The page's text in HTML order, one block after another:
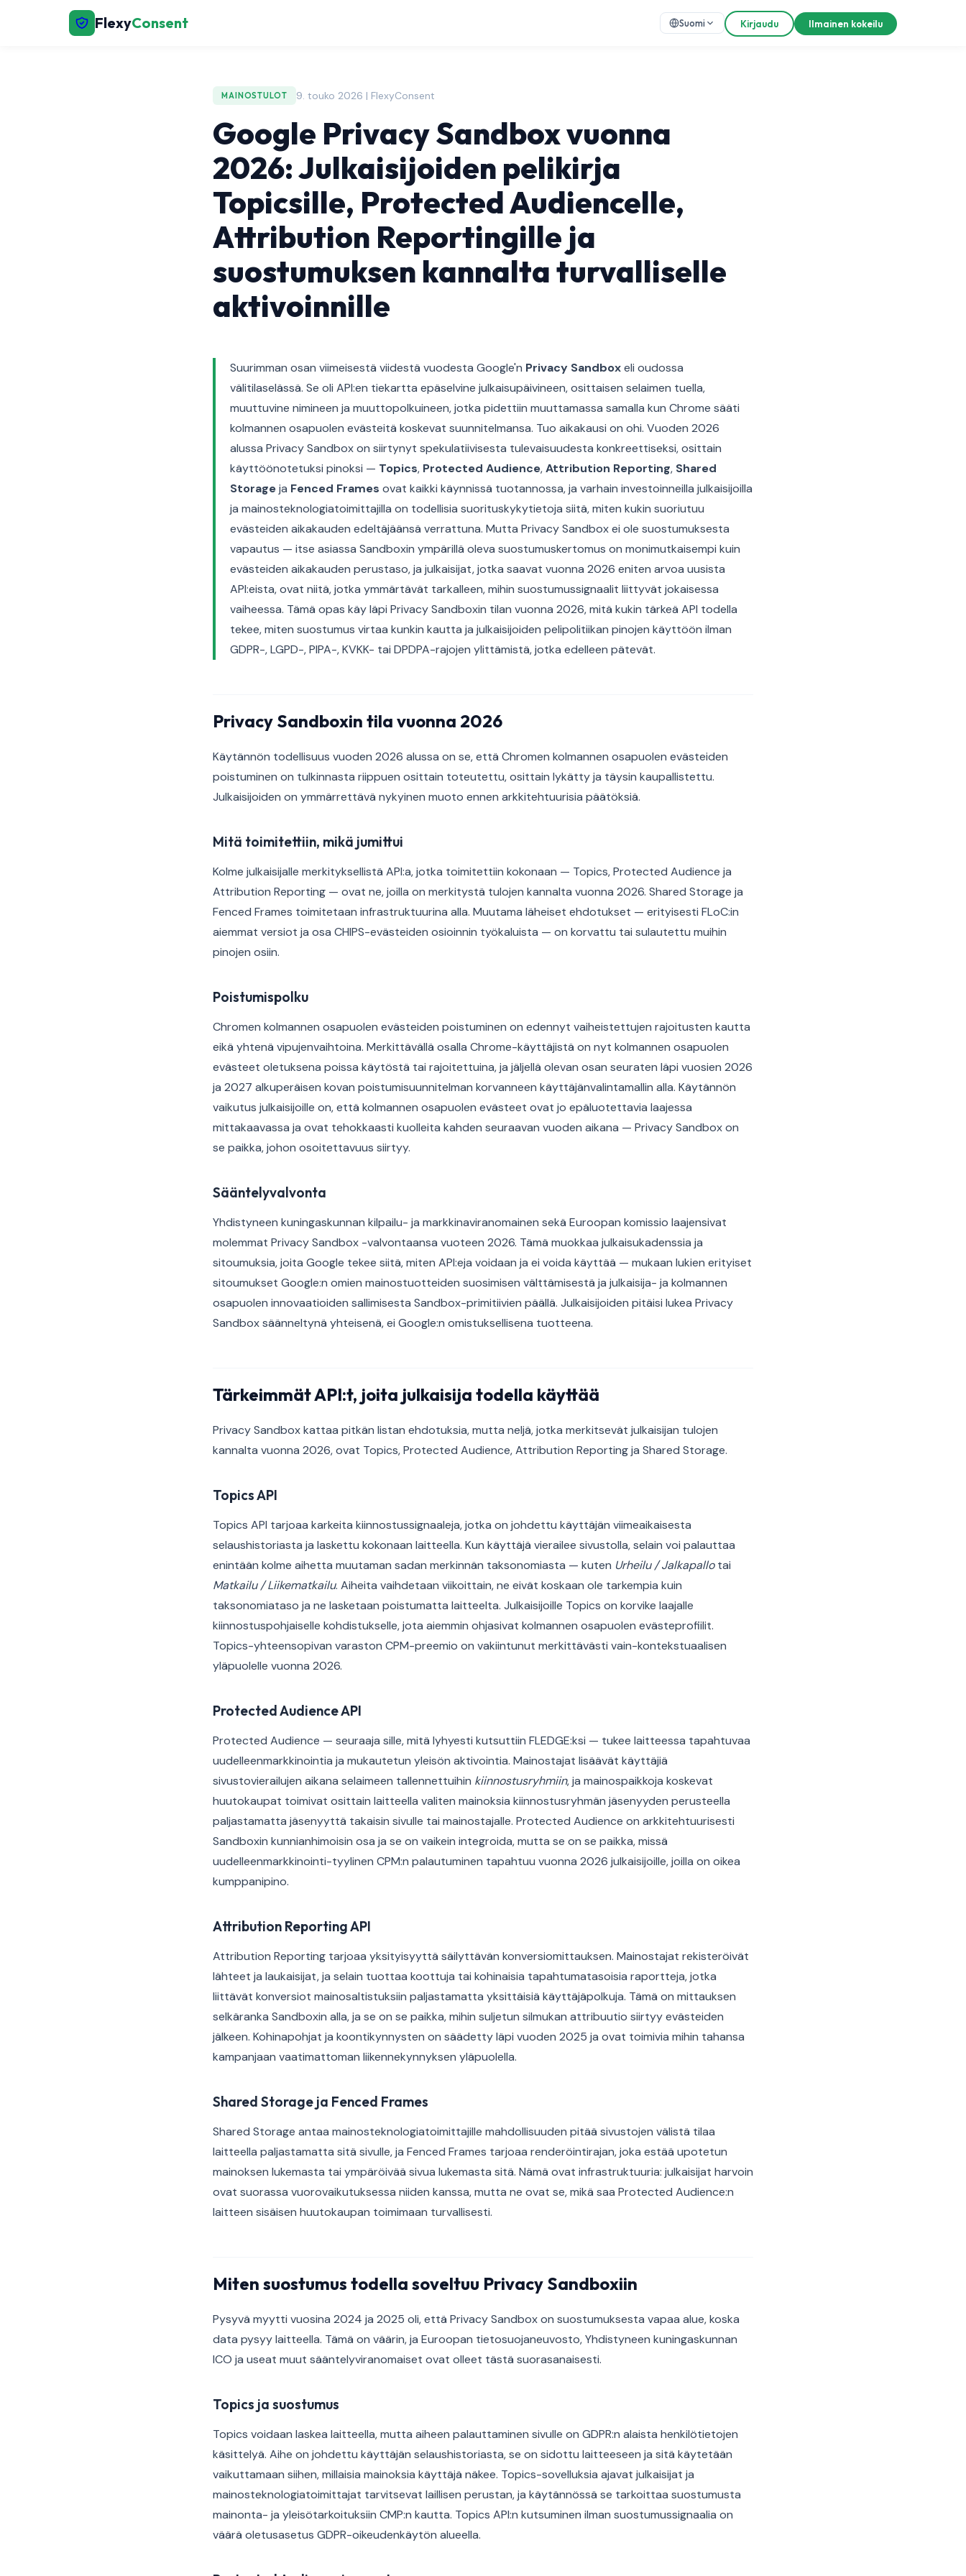
FlexyConsent Suomi Kirjaudu Ilmainen kokeilu
MAINOSTULOT 9. touko 2026 | FlexyConsent
Google Privacy Sandbox vuonna
2026: Julkaisijoiden pelikirja
Topicsille, Protected Audiencelle,
Attribution Reportingille ja
suostumuksen kannalta turvalliselle
aktivoinnille
Suurimman osan viimeisestä viidestä vuodesta Google'n Privacy Sandboxeli oudossa
välitilaselässä. Se oli API:en tiekartta epäselvine julkaisupäivineen, osittaisen selaimen tuella,
muuttuvine nimineen ja muuttopolkuineen, jotka pidettiin muuttamassa samalla kun Chrome sääti
kolmannen osapuolen evästeitä koskevat suunnitelmansa. Tuo aikakausi on ohi. Vuoden 2026
alussa Privacy Sandbox on siirtynyt spekulatiivisesta tulevaisuudesta konkreettiseksi, osittain
käyttöönotetuksi pinoksi — Topics, Protected Audience,Attribution Reporting, Shared
Storageja Fenced Frames ovat kaikki käynnissä tuotannossa, ja varhain investoinneilla julkaisijoilla
ja mainosteknologiatoimittajilla on todellisia suorituskykytietoja siitä, miten kukin suoriutuu
evästeiden aikakauden edeltäjäänsä verrattuna. Mutta Privacy Sandbox ei ole suostumuksesta
vapautus — itse asiassa Sandboxin ympärillä oleva suostumuskertomus on monimutkaisempi kuin
evästeiden aikakauden perustaso, ja julkaisijat, jotka saavat vuonna 2026 eniten arvoa uusista
API:eista, ovat niitä, jotka ymmärtävät tarkalleen, mihin suostumussignaalit liittyvät jokaisessa
vaiheessa. Tämä opas käy läpi Privacy Sandboxin tilan vuonna 2026, mitä kukin tärkeä API todella
tekee, miten suostumus virtaa kunkin kautta ja julkaisijoiden pelipolitiikan pinojen käyttöön ilman
GDPR-, LGPD-, PIPA-, KVKK- tai DPDPA-rajojen ylittämistä, jotka edelleen pätevät.
Privacy Sandboxin tila vuonna 2026
Käytännön todellisuus vuoden 2026 alussa on se, että Chromen kolmannen osapuolen evästeiden
poistuminen on tulkinnasta riippuen osittain toteutettu, osittain lykätty ja täysin kaupallistettu.
Julkaisijoiden on ymmärrettävä nykyinen muoto ennen arkkitehtuurisia päätöksiä.
Mitä toimitettiin, mikä jumittui
Kolme julkaisijalle merkityksellistä API:a, jotka toimitettiin kokonaan — Topics, Protected Audience ja
Attribution Reporting — ovat ne, joilla on merkitystä tulojen kannalta vuonna 2026. Shared Storage ja
Fenced Frames toimitetaan infrastruktuurina alla. Muutama läheiset ehdotukset — erityisesti FLoC:in
aiemmat versiot ja osa CHIPS-evästeiden osioinnin työkaluista — on korvattu tai sulautettu muihin
pinojen osiin.
Poistumispolku
Chromen kolmannen osapuolen evästeiden poistuminen on edennyt vaiheistettujen rajoitusten kautta
eikä yhtenä vipujenvaihtoina. Merkittävällä osalla Chrome-käyttäjistä on nyt kolmannen osapuolen
evästeet oletuksena poissa käytöstä tai rajoitettuina, ja jäljellä olevan osan seuraten läpi vuosien 2026
ja 2027 alkuperäisen kovan poistumisuunnitelman korvanneen käyttäjänvalintamallin alla. Käytännön
vaikutus julkaisijoille on, että kolmannen osapuolen evästeet ovat jo epäluotettavia laajessa
mittakaavassa ja ovat tehokkaasti kuolleita kahden seuraavan vuoden aikana — Privacy Sandbox on
se paikka, johon osoitettavuus siirtyy.
Sääntelyvalvonta
Yhdistyneen kuningaskunnan kilpailu- ja markkinaviranomainen sekä Euroopan komissio laajensivat
molemmat Privacy Sandbox -valvontaansa vuoteen 2026. Tämä muokkaa julkaisukadenssia ja
sitoumuksia, joita Google tekee siitä, miten API:eja voidaan ja ei voida käyttää — mukaan lukien erityiset
sitoumukset Google:n omien mainostuotteiden suosimisen välttämisestä ja julkaisija- ja kolmannen
osapuolen innovaatioiden sallimisesta Sandbox-primitiivien päällä. Julkaisijoiden pitäisi lukea Privacy
Sandbox säänneltynä yhteisenä, ei Google:n omistuksellisena tuotteena.
Tärkeimmät API:t, joita julkaisija todella käyttää
Privacy Sandbox kattaa pitkän listan ehdotuksia, mutta neljä, jotka merkitsevät julkaisijan tulojen
kannalta vuonna 2026, ovat Topics, Protected Audience, Attribution Reporting ja Shared Storage.
Topics API
Topics API tarjoaa karkeita kiinnostussignaaleja, jotka on johdettu käyttäjän viimeaikaisesta
selaushistoriasta ja laskettu kokonaan laitteella. Kun käyttäjä vierailee sivustolla, selain voi palauttaa
enintään kolme aihetta muutaman sadan merkinnän taksonomiasta — kuten Urheilu / Jalkapallotai
Matkailu / Liikematkailu. Aiheita vaihdetaan viikoittain, ne eivät koskaan ole tarkempia kuin
taksonomiataso ja ne lasketaan poistumatta laitteelta. Julkaisijoille Topics on korvike laajalle
kiinnostuspohjaiselle kohdistukselle, jota aiemmin ohjasivat kolmannen osapuolen evästeprofiilit.
Topics-yhteensopivan varaston CPM-preemio on vakiintunut merkittävästi vain-kontekstuaalisen
yläpuolelle vuonna 2026.
Protected Audience API
Protected Audience — seuraaja sille, mitä lyhyesti kutsuttiin FLEDGE:ksi — tukee laitteessa tapahtuvaa
uudelleenmarkkinointia ja mukautetun yleisön aktivointia. Mainostajat lisäävät käyttäjiä
sivustovierailujen aikana selaimeen tallennettuihin kiinnostusryhmiin, ja mainospaikkoja koskevat
huutokaupat toimivat osittain laitteella valiten mainoksia kiinnostusryhmän jäsenyyden perusteella
paljastamatta jäsenyyttä takaisin sivulle tai mainostajalle. Protected Audience on arkkitehtuurisesti
Sandboxin kunnianhimoisin osa ja se on vaikein integroida, mutta se on se paikka, missä
uudelleenmarkkinointi-tyylinen CPM:n palautuminen tapahtuu vuonna 2026 julkaisijoille, joilla on oikea
kumppanipino.
Attribution Reporting API
Attribution Reporting tarjoaa yksityisyyttä säilyttävän konversiomittauksen. Mainostajat rekisteröivät
lähteet ja laukaisijat, ja selain tuottaa koottuja tai kohinaisia tapahtumatasoisia raportteja, jotka
liittävät konversiot mainosaltistuksiin paljastamatta yksittäisiä käyttäjäpolkuja. Tämä on mittauksen
selkäranka Sandboxin alla, ja se on se paikka, mihin suljetun silmukan attribuutio siirtyy evästeiden
jälkeen. Kohinapohjat ja koontikynnysten on säädetty läpi vuoden 2025 ja ovat toimivia mihin tahansa
kampanjaan vaatimattoman liikennekynnyksen yläpuolella.
Shared Storage ja Fenced Frames
Shared Storage antaa mainosteknologiatoimittajille mahdollisuuden pitää sivustojen välistä tilaa
laitteella paljastamatta sitä sivulle, ja Fenced Frames tarjoaa renderöintirajan, joka estää upotetun
mainoksen lukemasta tai ympäröivää sivua lukemasta sitä. Nämä ovat infrastruktuuria: julkaisijat harvoin
ovat suorassa vuorovaikutuksessa niiden kanssa, mutta ne ovat se, mikä saa Protected Audience:n
laitteen sisäisen huutokaupan toimimaan turvallisesti.
Miten suostumus todella soveltuu Privacy Sandboxiin
Pysyvä myytti vuosina 2024 ja 2025 oli, että Privacy Sandbox on suostumuksesta vapaa alue, koska
data pysyy laitteella. Tämä on väärin, ja Euroopan tietosuojaneuvosto, Yhdistyneen kuningaskunnan
ICO ja useat muut sääntelyviranomaiset ovat olleet tästä suorasanaisesti.
Topics ja suostumus
Topics voidaan laskea laitteella, mutta aiheen palauttaminen sivulle on GDPR:n alaista henkilötietojen
käsittelyä. Aihe on johdettu käyttäjän selaushistoriasta, se on sidottu laitteeseen ja sitä käytetään
vaikuttamaan siihen, millaisia mainoksia käyttäjä näkee. Topics-sovelluksia ajavat julkaisijat ja
mainosteknologiatoimittajat tarvitsevat laillisen perustan, ja käytännössä se tarkoittaa suostumusta
mainonta- ja yleisötarkoituksiin CMP:n kautta. Topics API:n kutsuminen ilman suostumussignaalia on
väärä oletusasetus GDPR-oikeudenkäytön alueella.